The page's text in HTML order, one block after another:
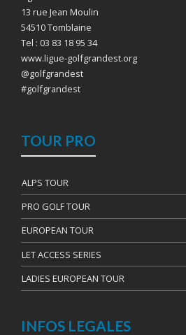
13 rue Jean Moulin
54510 Tomblaine
Tel : 03 83 18 95 34
www.ligue-golfgrandest.org
@golfgrandest
#golfgrandest
TOUR PRO
ALPS TOUR
PRO GOLF TOUR
EUROPEAN TOUR
LET ACCESS SERIES
LADIES EUROPEAN TOUR
INFOS LEGALES